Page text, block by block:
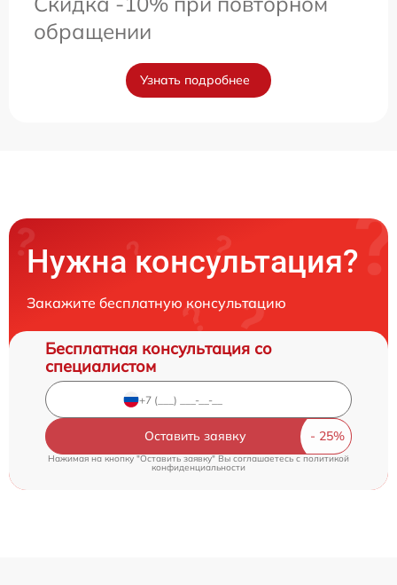
обращении
Узнать подробнее
Нужна консультация?
Закажите бесплатную консультацию
Бесплатная консультация со
специалистом
Оставить заявку
Нажимая на кнопку "Оставить заявку" Вы соглашаетесь cполитикой
конфиденциальности